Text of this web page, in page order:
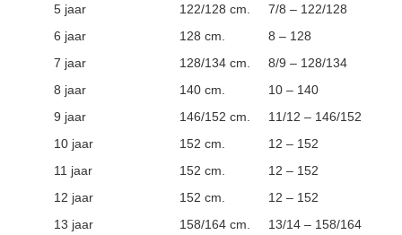
5 jaar
122/128 cm.
7/8 – 122/128
6 jaar
128 cm.
8 – 128
7 jaar
128/134 cm.
8/9 – 128/134
8 jaar
140 cm.
10 – 140
9 jaar
146/152 cm.
11/12 – 146/152
10 jaar
152 cm.
12 – 152
11 jaar
152 cm.
12 – 152
12 jaar
152 cm.
12 – 152
13 jaar
158/164 cm.
13/14 – 158/164